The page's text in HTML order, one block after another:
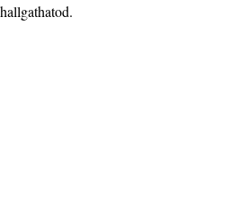
hallgathatod.